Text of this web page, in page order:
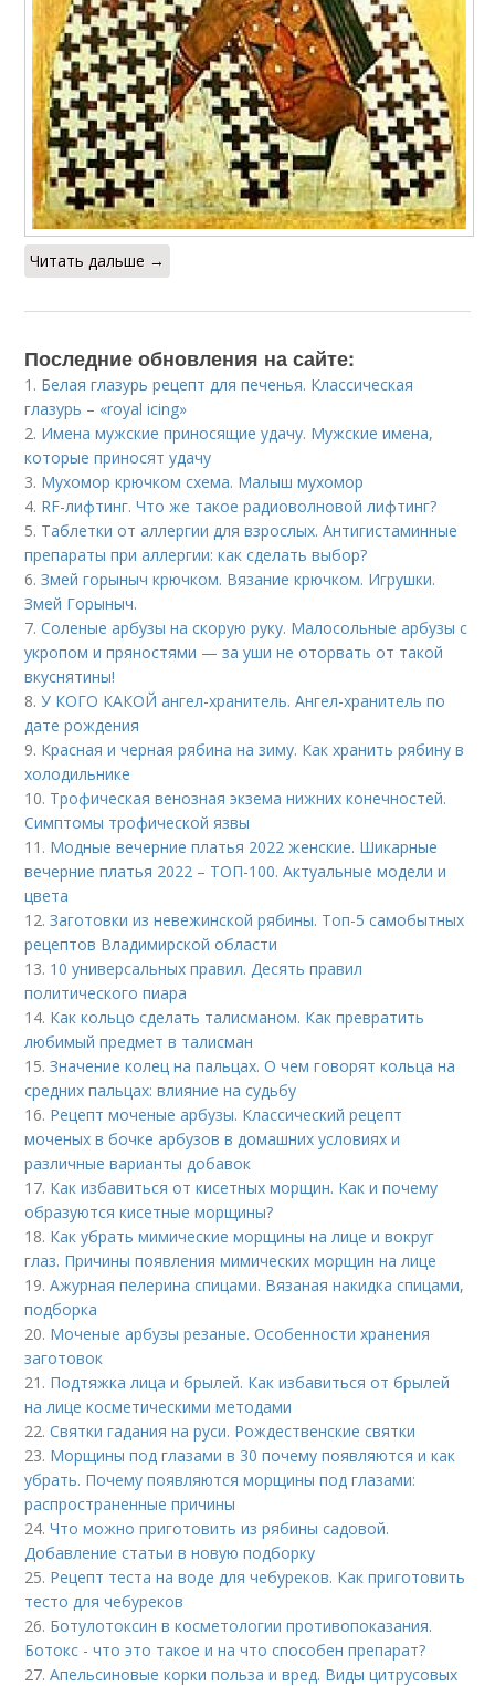
Читать дальше →
Последние обновления на сайте:
1. Белая глазурь рецепт для печенья. Классическая
глазурь – «royal icing»
2. Имена мужские приносящие удачу. Мужские имена,
которые приносят удачу
3. Мухомор крючком схема. Малыш мухомор
4. RF-лифтинг. Что же такое радиоволновой лифтинг?
5. Таблетки от аллергии для взрослых. Антигистаминные
препараты при аллергии: как сделать выбор?
6.Змей горыныч крючком. Вязание крючком. Игрушки.
Змей Горыныч.
7.Соленые арбузы на скорую руку. Малосольные арбузы с
укропом и пряностями — за уши не оторвать от такой
вкуснятины!
8.У КОГО КАКОЙ ангел-хранитель. Ангел-хранитель по
дате рождения
9. Красная и черная рябина на зиму. Как хранить рябину в
холодильнике
10. Трофическая венозная экзема нижних конечностей.
Симптомы трофической язвы
11. Модные вечерние платья 2022 женские. Шикарные
вечерние платья 2022 – ТОП-100. Актуальные модели и
цвета
12.Заготовки из невежинской рябины. Топ-5 самобытных
рецептов Владимирской области
13. 10 универсальных правил. Десять правил
политического пиара
14. Как кольцо сделать талисманом. Как превратить
любимый предмет в талисман
15.Значение колец на пальцах. О чем говорят кольца на
средних пальцах: влияние на судьбу
16. Рецепт моченые арбузы. Классический рецепт
моченых в бочке арбузов в домашних условиях и
различные варианты добавок
17. Как избавиться от кисетных морщин. Как и почему
образуются кисетные морщины?
18. Как убрать мимические морщины на лице и вокруг
глаз. Причины появления мимических морщин на лице
19.Ажурная пелерина спицами. Вязаная накидка спицами,
подборка
20. Моченые арбузы резаные. Особенности хранения
заготовок
21. Подтяжка лица и брылей. Как избавиться от брылей
на лице косметическими методами
22.Святки гадания на руси. Рождественские святки
23. Морщины под глазами в 30 почему появляются и как
убрать. Почему появляются морщины под глазами:
распространенные причины
24.Что можно приготовить из рябины садовой.
Добавление статьи в новую подборку
25. Рецепт теста на воде для чебуреков. Как приготовить
тесто для чебуреков
26. Ботулотоксин в косметологии противопоказания.
Ботокс - что это такое и на что способен препарат?
27.Апельсиновые корки польза и вред. Виды цитрусовых